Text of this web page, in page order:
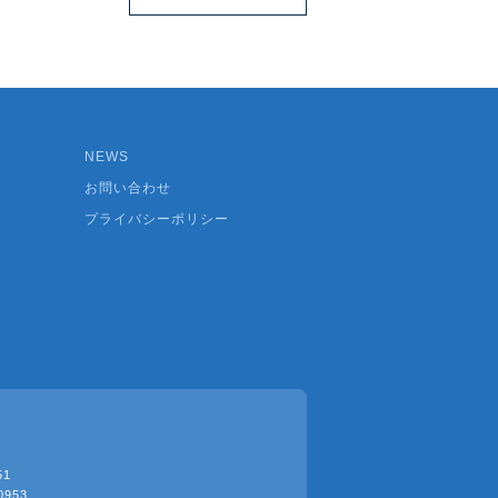
NEWS
お問い合わせ
プライバシーポリシー